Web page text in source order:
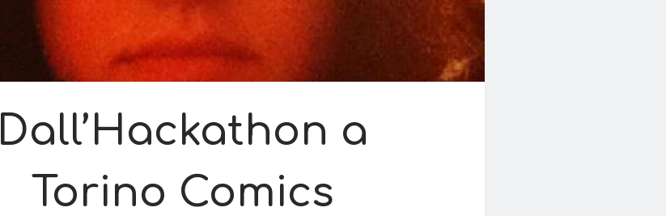
Dall’Hackathon a
Torino Comics